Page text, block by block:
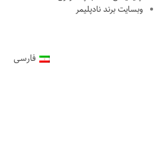
وبسایت برند نادپلیمر
فارسی